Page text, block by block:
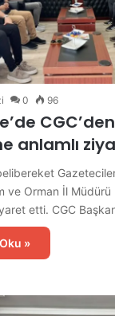
0 96
anlamlı
ve Orman İl Müdürü
etti. CGC
»